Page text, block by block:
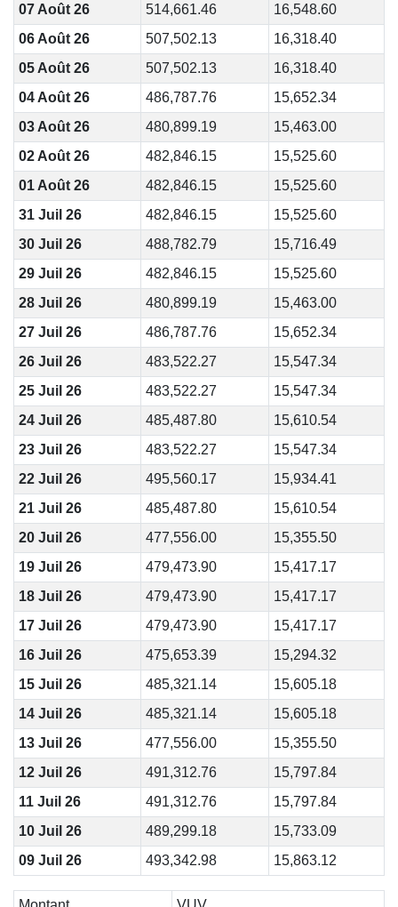
07 Août 26
514,661.46
16,548.60
06 Août 26
507,502.13
16,318.40
05 Août 26
507,502.13
16,318.40
04 Août 26
486,787.76
15,652.34
03 Août 26
480,899.19
15,463.00
02 Août 26
482,846.15
15,525.60
01 Août 26
482,846.15
15,525.60
31 Juil 26
482,846.15
15,525.60
30 Juil 26
488,782.79
15,716.49
29 Juil 26
482,846.15
15,525.60
28 Juil 26
480,899.19
15,463.00
27 Juil 26
486,787.76
15,652.34
26 Juil 26
483,522.27
15,547.34
25 Juil 26
483,522.27
15,547.34
24 Juil 26
485,487.80
15,610.54
23 Juil 26
483,522.27
15,547.34
22 Juil 26
495,560.17
15,934.41
21 Juil 26
485,487.80
15,610.54
20 Juil 26
477,556.00
15,355.50
19 Juil 26
479,473.90
15,417.17
18 Juil 26
479,473.90
15,417.17
17 Juil 26
479,473.90
15,417.17
16 Juil 26
475,653.39
15,294.32
15 Juil 26
485,321.14
15,605.18
14 Juil 26
485,321.14
15,605.18
13 Juil 26
477,556.00
15,355.50
12 Juil 26
491,312.76
15,797.84
11 Juil 26
491,312.76
15,797.84
10 Juil 26
489,299.18
15,733.09
09 Juil 26
493,342.98 15,863.12